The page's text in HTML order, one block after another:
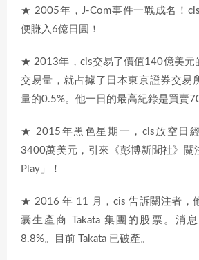
★ 2005年，J-Com事件一戰成名！
便賺入6億日圓！
★ 2013年，cis交易了價值140億美元
交易量，就占據了日本東京證券交易
量的0.5%。他一日的最高紀錄是買賣
★ 2015年黑色星期一，cis放空日
3400萬美元，引來《彭博新聞社》關
Play」！
★ 2016 年 11 月，cis 告訴關注者，
囊生產商 Takata 集團的股票。消息
8.8%。目前 Takata 已破產。